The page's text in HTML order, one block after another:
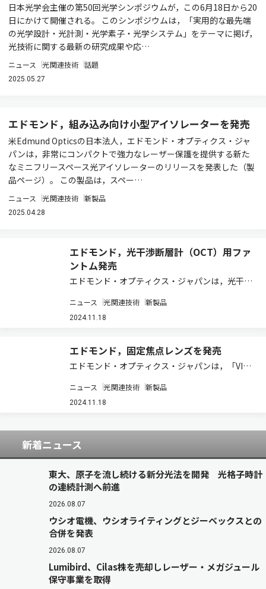
日本光学会主催の第50回光学シンポジウムが，この6月18日から20
日にかけて開催される。 このシンポジウムは，「実用的な最先端
の光学設計・光計測・光学素子・光学システム」をテーマに掲げ，
光技術に関する最新の研究成果や応…
ニュース 光関連技術 話題
2025.05.27
エドモンド，組み込み向け小型アイソレーターを発売
米Edmund Opticsの日本法人，エドモンド・オプティクス・ジャ
パンは，非常にコンパクトで強力なレーザー保護を提供する新た
なミニフリースペース光アイソレーターのリリースを発表した（製
品ページ）。 この製品は，スペー…
ニュース 光関連技術 新製品
2025.04.28
エドモンド，光干渉断層計（OCT）用ファ
ントム発売
エドモンド・オプティクス・ジャパンは，光干渉
発表した（製品ページ）。 この製品は，OCTシ
ステムのテストとキャリブレーションを行なうた
ニュース 光関連技術 新製品
2024.11.18
エドモンド，固定焦点レンズを発売
エドモンド・オプティクス・ジャパンは，「VIS-
した（製品ページ）。 この製品は，400–
2000nmまで色補正され， 超低分散ガラスを用い
ニュース 光関連技術 新製品
2024.11.18
新着ニュース
東大、原子を流し続ける新分光法を開発 光格子時計
の連続計測へ前進
2026.08.07
ウシオ電機、ウシオライティングとジーベックスとの
合併を発表
2026.08.07
Lumibird、Cilas株を売却しレーザー・メガジュール
保守事業を取得